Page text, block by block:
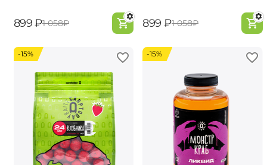
‍899‍ ₽‍1 058‍₽ ‍899‍ ₽‍1 058‍₽
-15% -15%